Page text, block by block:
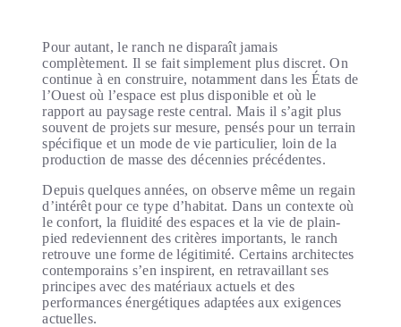
Pour autant, le ranch ne disparaît jamais
complètement. Il se fait simplement plus discret. On
continue à en construire, notamment dans les États de
l’Ouest où l’espace est plus disponible et où le
rapport au paysage reste central. Mais il s’agit plus
souvent de projets sur mesure, pensés pour un terrain
spécifique et un mode de vie particulier, loin de la
production de masse des décennies précédentes.
Depuis quelques années, on observe même un regain
d’intérêt pour ce type d’habitat. Dans un contexte où
le confort, la fluidité des espaces et la vie de plain-
pied redeviennent des critères importants, le ranch
retrouve une forme de légitimité. Certains architectes
contemporains s’en inspirent, en retravaillant ses
principes avec des matériaux actuels et des
performances énergétiques adaptées aux exigences
actuelles.